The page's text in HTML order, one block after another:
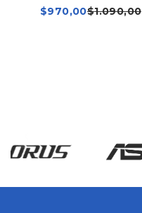
$1.090,00
$970,00